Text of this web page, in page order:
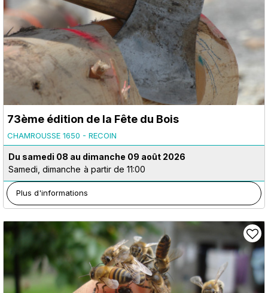
73ème édition de la Fête du Bois
CHAMROUSSE 1650 - RECOIN
Du samedi 08 au dimanche 09 août 2026
Samedi, dimanche à partir de 11:00
Plus d'informations